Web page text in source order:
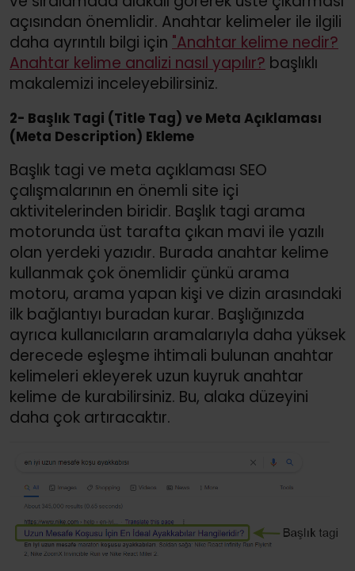
açısından önemlidir. Anahtar kelimeler ile ilgili
daha ayrıntılı bilgi için "Anahtar kelime nedir?
Anahtar kelime analizi nasıl yapılır? başlıklı
makalemizi inceleyebilirsiniz.
2- Başlık Tagi (Title Tag) ve Meta Açıklaması
(Meta Description) Ekleme
Başlık tagi ve meta açıklaması SEO
çalışmalarının en önemli site içi
aktivitelerinden biridir. Başlık tagi arama
motorunda üst tarafta çıkan mavi ile yazılı
olan yerdeki yazıdır. Burada anahtar kelime
kullanmak çok önemlidir çünkü arama
motoru, arama yapan kişi ve dizin arasındaki
ilk bağlantıyı buradan kurar. Başlığınızda
ayrıca kullanıcıların aramalarıyla daha yüksek
derecede eşleşme ihtimali bulunan anahtar
kelimeleri ekleyerek uzun kuyruk anahtar
kelime de kurabilirsiniz. Bu, alaka düzeyini
daha çok artıracaktır.